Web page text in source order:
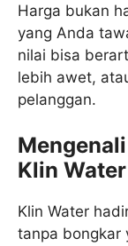
Harga bukan
yang Anda
nilai bisa
lebih awet,
pelanggan.
Klin Water
Klin Water
tanpa bongkar